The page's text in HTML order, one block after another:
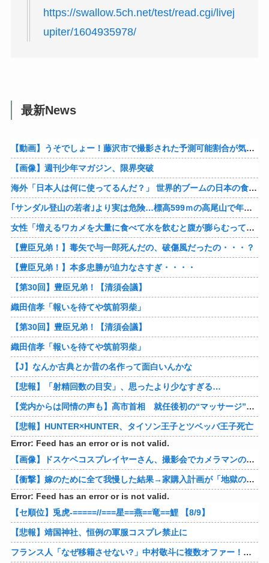
https://swallow.5ch.net/test/read.cgi/livej
upiter/1604935978/
最新News
【動画】うそでしょー！藤沢市で撮影された予測可能割合が気になる事故のドラレコ。
【画像】週刊少年マガジン、限界突破
海外「日本人は何に使ってるんだ？」 世界的ブームの日本の食品、買ってみたものの使い道が分からない外国人が続出
｢サンダル登山の若者｣より実は危険…標高599ｍの高尾山で年間100件超の遭難事故を起こしている張本人「中高年の転倒事故」
女性「増えるワカメを大量に食べて水を飲むと腹が膨らむって本当？実際にやってみるわ」 → 腹がどんどん膨らんで… うわぁあああああああ
【豊臣兄弟！】毒矢で与一郎死んだの、破傷風だったの・・・？
【豊臣兄弟！】本多忠勝が迫力なさすぎ・・・・
【第30回】豊臣兄弟！【清須会議】
織田信孝「報いを待てや筑前羽柴」
【第30回】豊臣兄弟！【清須会議】
織田信孝「報いを待てや筑前羽柴」
【J】なんか古典とか昔の名作って面白いんかな
【悲報】「射精回数の目安」、思ったより少なすぎる…
【党内からは同情の声も】高市首相 就任後初の“マッサージ”報道に「疲れてるアピ？」とSNSでは一部から冷ややかな声…被災地視察“PV動画”から続く不信
【悲報】HUNTER×HUNTER、タイソン王子とツベッバ王子死亡
Error: Feed has an error or is not valid.
【画像】ドスケベコスプレイヤーさん、撮影会でカメラマンのエッチな要求に答え過ぎてしまうww
【衝撃】嫁のために全て我慢した結果→家購入計画が「地獄の一幕」に…その理由が痛すぎるｗｗｗ 他
Error: Feed has an error or is not valid.
【セ順位】兎虎-=====//===星==燕==竜==鯉 【8/9】
【悲報】靖国神社、恒例の軍服コスプレ禁止に
フランス人「なぜ移籍させない?」中村敬斗に複数オファー！ランスが46億円要求でまさかの残留の可能性浮上！現地サポの本音がこれ！【海外の反応】